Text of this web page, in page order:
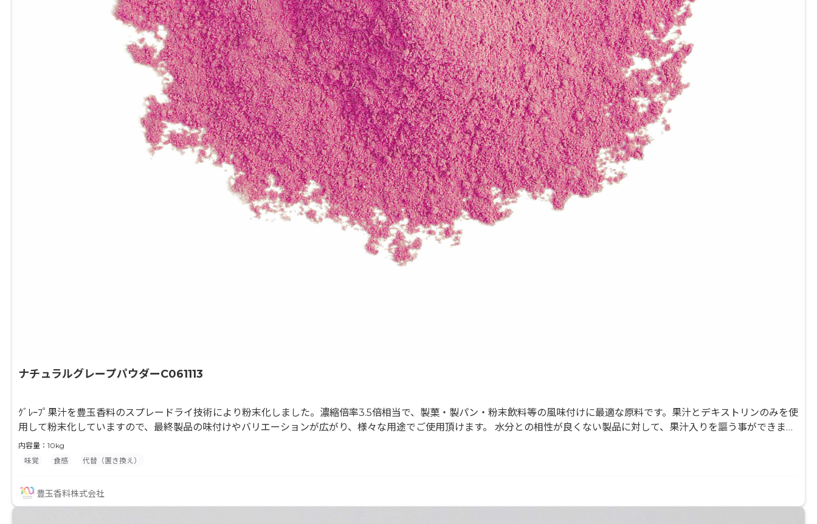
ナチュラルグレープパウダーC061113
ｸﾞﾚｰﾌﾟ果汁を豊玉香料のスプレードライ技術により粉末化しました。濃縮倍率3.5倍相当で、製菓・製パン・粉末飲料等の風味付けに最適な原料です。果汁とデキストリンのみを使
用して粉末化していますので、最終製品の味付けやバリエーションが広がり、様々な用途でご使用頂けます。 水分との相性が良くない製品に対して、果汁入りを謳う事ができま
す。
内容量：10kg
味覚
食感 代替（置き換え）
豊玉香料株式会社